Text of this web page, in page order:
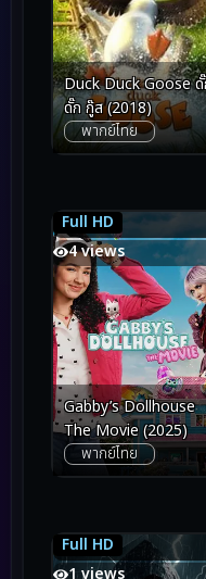
Duck Duck Goose ดั๊ก
ดั๊ก กู๊ส (2018)
พากย์ไทย
Full HD
6.1
4 views
6.1
Gabby’s Dollhouse
The Movie (2025)
พากย์ไทย
Full HD
8.0
8.0